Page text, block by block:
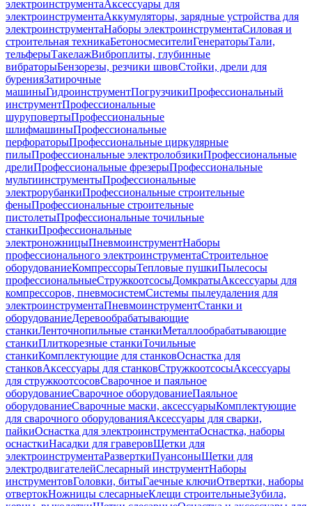
электроинструментаАксессуары для
электроинструментаАккумуляторы, зарядные устройства для
электроинструментаНаборы электроинструментаСиловая и
строительная техникаБетоносмесителиГенераторыТали,
тельферыТакелажВиброплиты, глубинные
вибраторыБензорезы, резчики швовСтойки, дрели для
буренияЗатирочные
машиныГидроинструментПогрузчикиПрофессиональный
инструментПрофессиональные
шуруповертыПрофессиональные
шлифмашиныПрофессиональные
перфораторыПрофессиональные циркулярные
пилыПрофессиональные электролобзикиПрофессиональные
дрелиПрофессиональные фрезерыПрофессиональные
мультиинструментыПрофессиональные
электрорубанкиПрофессиональные строительные
феныПрофессиональные строительные
пистолетыПрофессиональные точильные
станкиПрофессиональные
электроножницыПневмоинструментНаборы
профессионального электроинструментаСтроительное
оборудованиеКомпрессорыТепловые пушкиПылесосы
профессиональныеСтружкоотсосыДомкратыАксессуары для
компрессоров, пневмосистемСистемы пылеудаления для
электроинструментаПневмоинструментСтанки и
оборудованиеДеревообрабатывающие
станкиЛенточнопильные станкиМеталлообрабатывающие
станкиПлиткорезные станкиТочильные
станкиКомплектующие для станковОснастка для
станковАксессуары для станковСтружкоотсосыАксессуары
для стружкоотсосовСварочное и паяльное
оборудованиеСварочное оборудованиеПаяльное
оборудованиеСварочные маски, аксессуарыКомплектующие
для сварочного оборудованияАксессуары для сварки,
пайкиОснастка для электроинструментаОснастка, наборы
оснасткиНасадки для граверовЩетки для
электроинструментаРазверткиПуансоныЩетки для
электродвигателейСлесарный инструментНаборы
инструментовГоловки, битыГаечные ключиОтвертки, наборы
отвертокНожницы слесарныеКлещи строительныеЗубила,